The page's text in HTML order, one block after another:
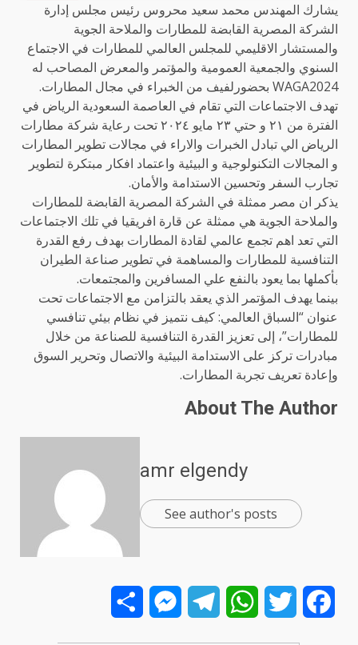
يشارك المهندس محمد سعيد محروس رئيس مجلس إدارة
الشركة المصرية القابضة للمطارات والملاحة الجوية
والمستشار الاقليمي للمجلس العالمي للمطارات في الاجتماع
السنوي والجمعية العمومية والمؤتمر والمعرض المصاحب له
WAGA2024 بحضورلفيف من الخبراء في مجال المطارات.
تهدف الاجتماعات التي تقام في العاصمة السعودية الرياض في
الفترة من ٢١ و حتي ٢٣ مايو ٢٠٢٤ تحت رعاية شركة مطارات
الرياض الي تبادل الخبرات والاراء في مجالات تطوير المطارات
و المجالات التكنولوجية و البيئية واعتماد افكار مبتكرة لتطوير
تجارب السفر وتحسين الاستدامة والأمان.
يذكر ان مصر ممثلة في الشركة المصرية القابضة للمطارات
والملاحة الجوية هي ممثلة عن قارة افريقيا في تلك الاجتماعات
التي تعد اهم تجمع عالمي لقادة المطارات بهدف رفع القدرة
التنافسية للمطارات والمساهمة في تطوير صناعة الطيران
بأكملها بما يعود بالنفع علي المسافرين والمجتمعات.
بينما يهدف المؤتمر الذي يعقد بالتزامن مع الاجتماعات تحت
عنوان “السباق العالمي: كيف نتميز في نظام بيئي تنافسي
للمطارات”، إلى تعزيز القدرة التنافسية للصناعة من خلال
مبادرات تركز على الاستدامة البيئية والاتصال وتحرير السوق
وإعادة تعريف تجربة المطارات.
About The Author
amr elgendy
See author's posts
Facebook
Twitter
WhatsApp
Telegram
Messenger